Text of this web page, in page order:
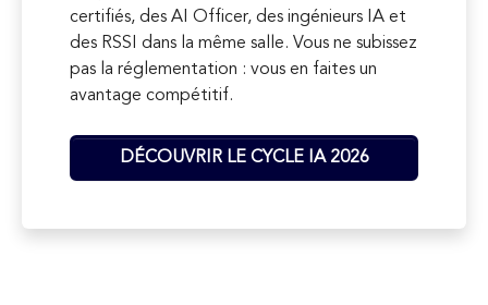
certifiés, des AI Officer, des ingénieurs IA et
des RSSI dans la même salle. Vous ne subissez
pas la réglementation : vous en faites un
avantage compétitif.
DÉCOUVRIR LE CYCLE IA 2026